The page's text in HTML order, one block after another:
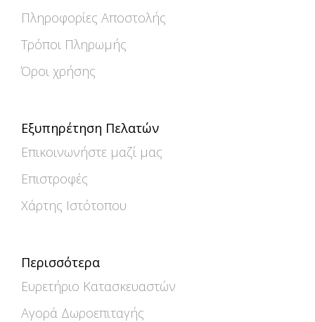
Πληροφορίες Αποστολής
Τρόποι Πληρωμής
Όροι χρήσης
Εξυπηρέτηση Πελατών
Επικοινωνήστε μαζί μας
Επιστροφές
Χάρτης Ιστότοπου
Περισσότερα
Ευρετήριο Κατασκευαστών
Αγορά Δωροεπιταγής